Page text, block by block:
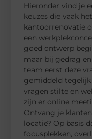
Hieronder vind je
keuzes die vaak
kantoorrenovatie
een
goed ontwerp
maar bij gedrag
team eerst deze
gemiddeld tegelijk
vragen stilte en
zijn er online
Ontvang je
locatie? Op basis
focusplekken,